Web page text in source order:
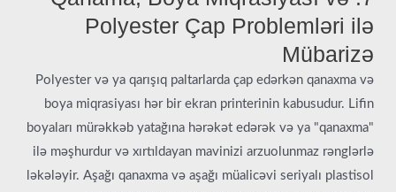
Polyester Çap Problemləri ilə
Mübarizə
Polyester və ya qarışıq paltarlarda çap edərkən qanaxma və
boya miqrasiyası hər bir ekran printerinin kabusudur. Lifin
boyaları mürəkkəb yatağına hərəkət edərək və ya "qanaxma"
ilə məşhurdur və xırtıldayan mavinizi arzuolunmaz rənglərlə
ləkələyir. Aşağı qanaxma və aşağı müalicəvi seriyalı plastisol